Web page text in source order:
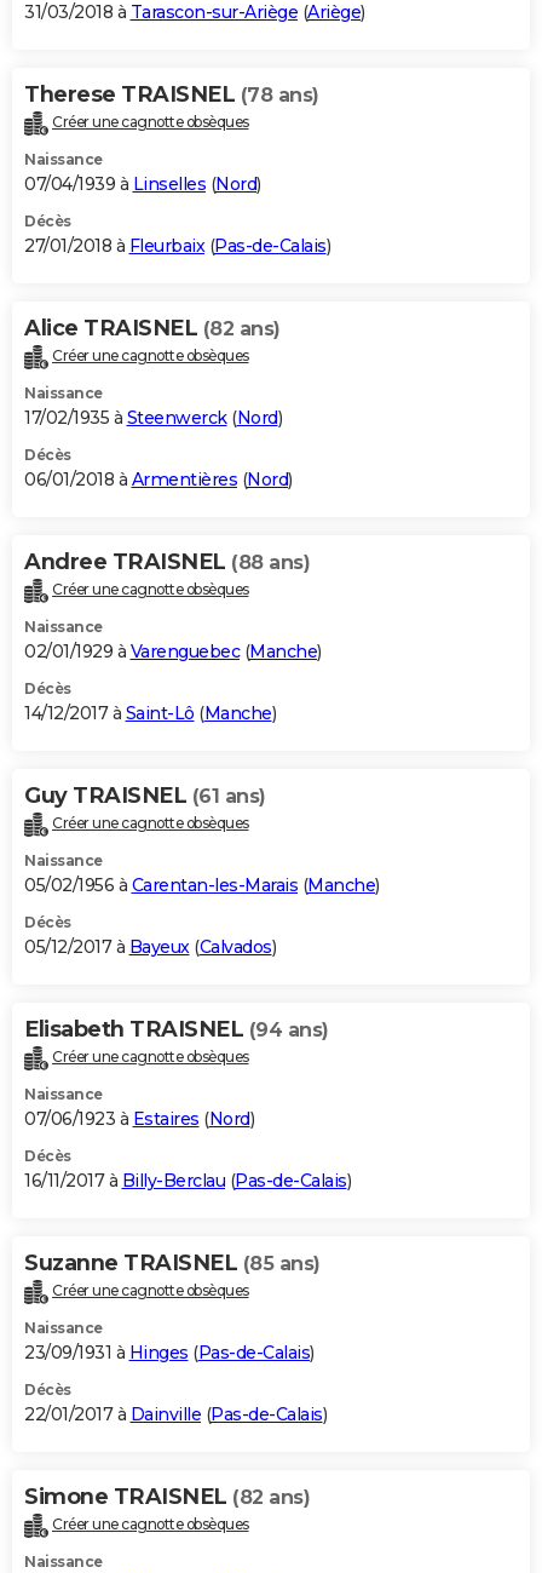
31/03/2018 à Tarascon-sur-Ariège (Ariège)
Therese TRAISNEL (78 ans)
Créer une cagnotte obsèques
Naissance
07/04/1939 à Linselles (Nord)
Décès
27/01/2018 à Fleurbaix(Pas-de-Calais)
Alice TRAISNEL (82 ans)
Créer une cagnotte obsèques
Naissance
17/02/1935 à Steenwerck(Nord)
Décès
06/01/2018 à Armentières (Nord)
Andree TRAISNEL (88 ans)
Créer une cagnotte obsèques
Naissance
02/01/1929 à Varenguebec(Manche)
Décès
14/12/2017 à Saint-Lô (Manche)
Guy TRAISNEL (61 ans)
Créer une cagnotte obsèques
Naissance
05/02/1956 à Carentan-les-Marais (Manche)
Décès
05/12/2017 à Bayeux(Calvados)
Elisabeth TRAISNEL (94 ans)
Créer une cagnotte obsèques
Naissance
07/06/1923 à Estaires (Nord)
Décès
16/11/2017 à Billy-Berclau (Pas-de-Calais)
Suzanne TRAISNEL (85 ans)
Créer une cagnotte obsèques
Naissance
23/09/1931 à Hinges (Pas-de-Calais)
Décès
22/01/2017 à Dainville (Pas-de-Calais)
Simone TRAISNEL (82 ans)
Créer une cagnotte obsèques
Naissance